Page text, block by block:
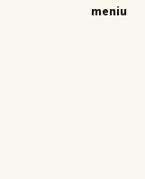
meniu